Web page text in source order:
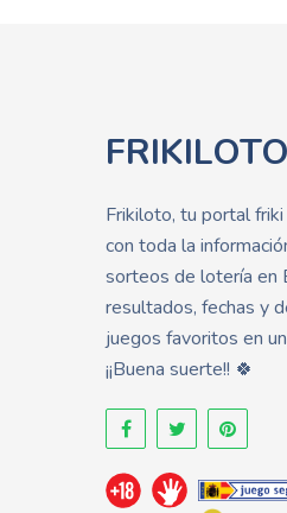
FRIKILOTO
Frikiloto, tu portal
con toda la
sorteos de lotería en
resultados, fechas y
juegos favoritos en
¡¡Buena suerte!! 🍀